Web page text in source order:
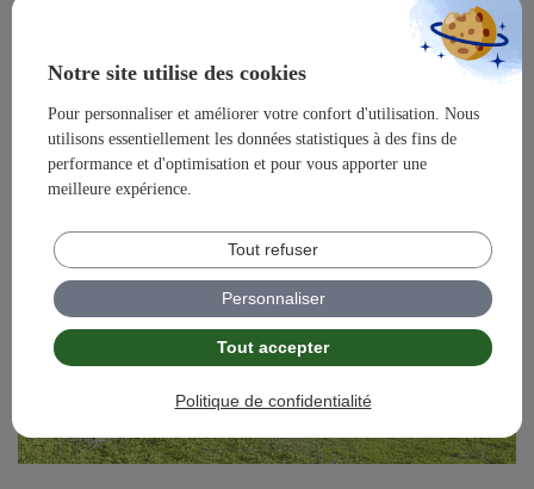
Notre site utilise des cookies
Pour personnaliser et améliorer votre confort d'utilisation. Nous
utilisons essentiellement les données statistiques à des fins de
performance et d'optimisation et pour vous apporter une
meilleure expérience.
Tout accepter
Tout refuser
Personnaliser
Politique de confidentialité